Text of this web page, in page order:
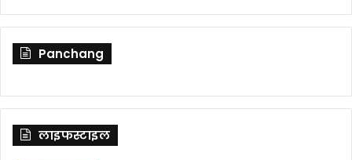
Panchang
लाइफस्टाइल